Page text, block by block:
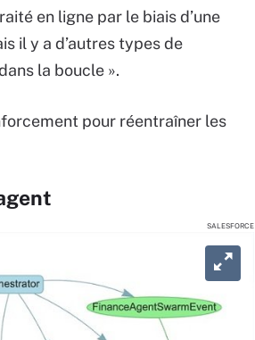
en ligne par le biais d’une
il y a d’autres types de
la boucle ».
pour réentraîner les
SALESFORCE